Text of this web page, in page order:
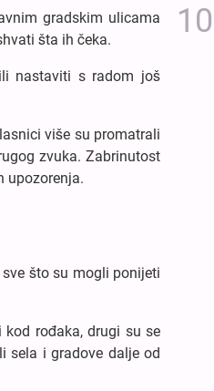
gradskim ulicama
šta ih čeka.
nastaviti s radom još
više su promatrali
zvuka. Zabrinutost
upozorenja.
što su mogli ponijeti
rođaka, drugi su se
sela i gradove dalje od